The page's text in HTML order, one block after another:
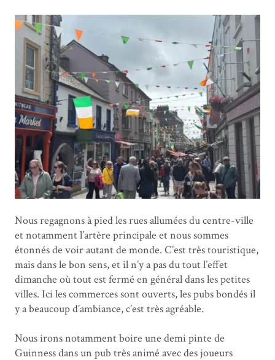
Nous regagnons à pied les rues allumées du centre-ville
et notamment l’artère principale et nous sommes
étonnés de voir autant de monde. C’est très touristique,
mais dans le bon sens, et il n’y a pas du tout l’effet
dimanche où tout est fermé en général dans les petites
villes. Ici les commerces sont ouverts, les pubs bondés il
y a beaucoup d’ambiance, c’est très agréable.
Nous irons notamment boire une demi pinte de
Guinness dans un pub très animé avec des joueurs